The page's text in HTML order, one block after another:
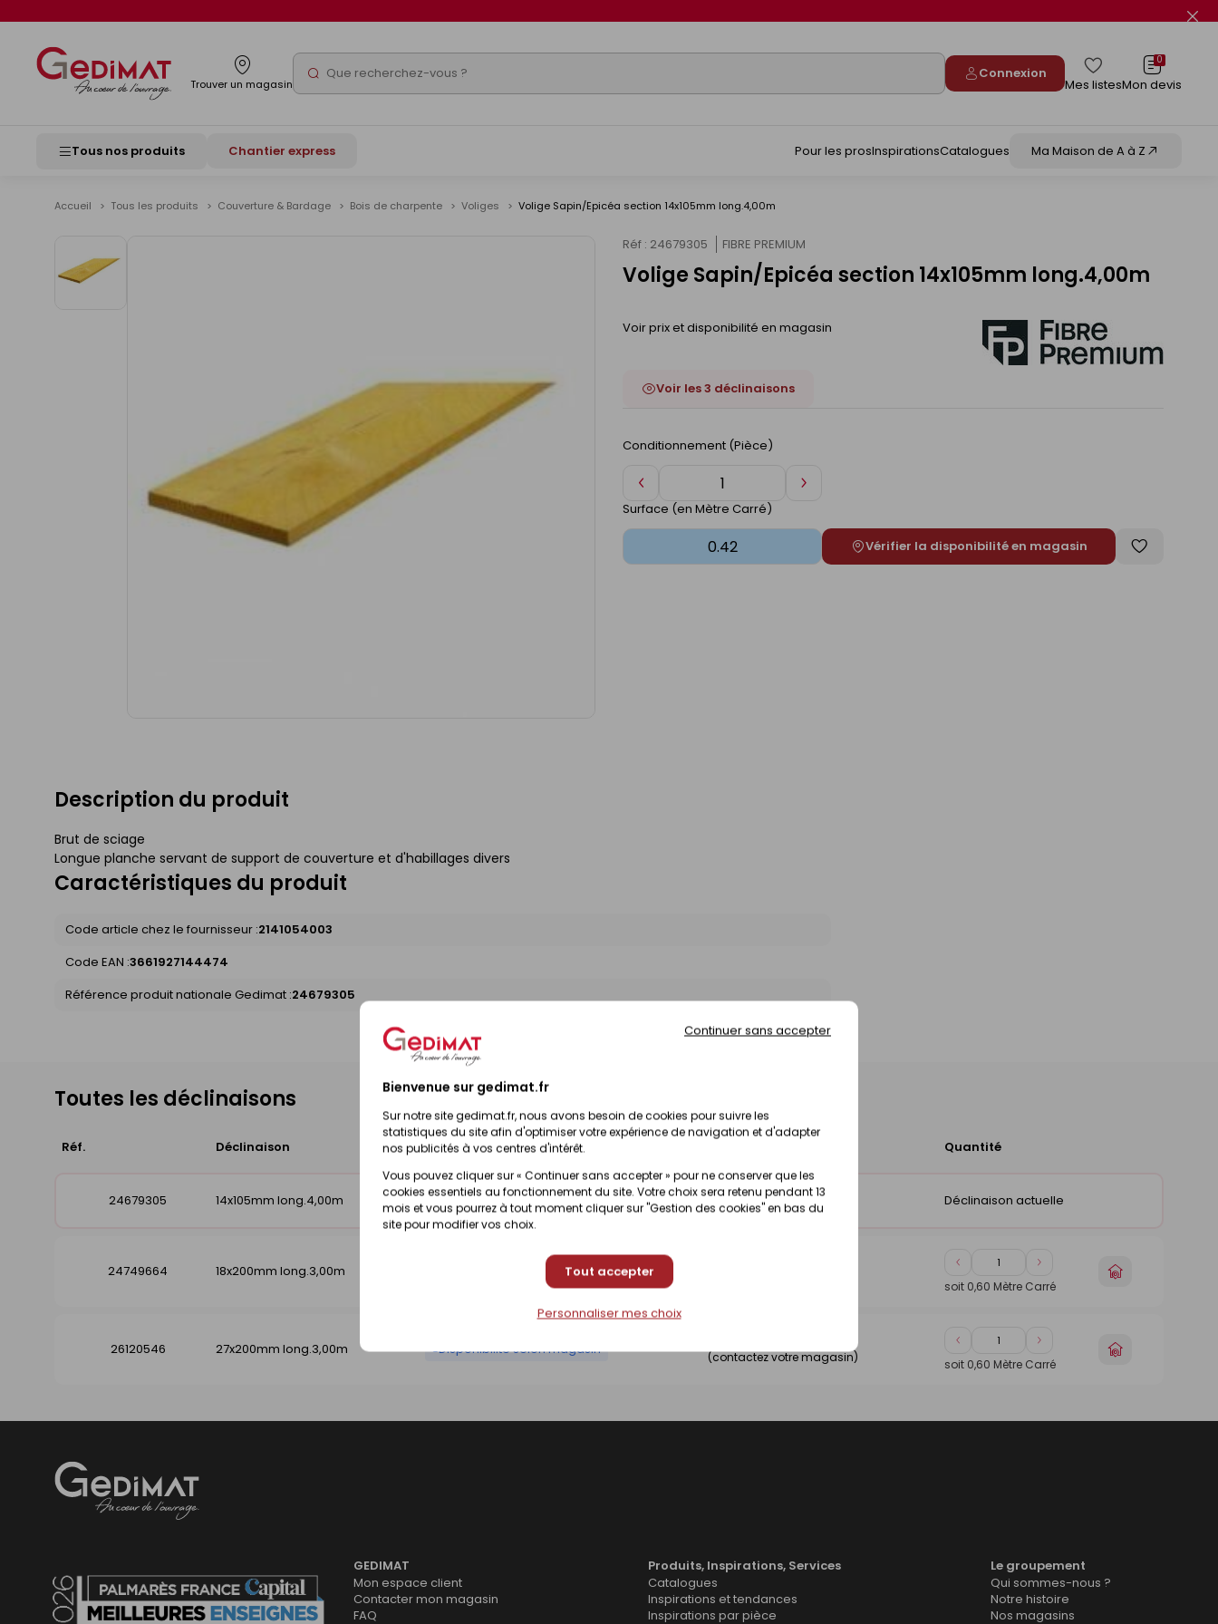
Bienvenue sur gedimat.fr
Sur notre site gedimat.fr, nous avons besoin de cookies pour suivre les
statistiques du site afin d'optimiser votre expérience de navigation et d'adapter
nos publicités à vos centres d'intérêt.
Vous pouvez cliquer sur « Continuer sans accepter » pour ne conserver que les
cookies essentiels au fonctionnement du site. Votre choix sera retenu pendant 13
mois et vous pourrez à tout moment cliquer sur "Gestion des cookies" en bas du
site pour modifier vos choix.
Tout accepter
Continuer sans accepter
Personnaliser mes choix
Trouver un magasin Rechercher Connexion
Mes listes
0
Mon devis
Tous nos produits Chantier express Pour les prosInspirationsCatalogues Ma Maison de A à Z
Accueil Tous les produits Couverture & Bardage Bois de charpente Voliges Volige Sapin/Epicéa section 14x105mm long.4,00m
Réf : 24679305 FIBRE PREMIUM
Volige Sapin/Epicéa section 14x105mm long.4,00m
Voir prix et disponibilité en magasin
Voir les 3 déclinaisons
Conditionnement (Pièce)
Diminuer
de
Augmenter
Surface (en Mètre Carré)
Vérifier la disponibilité en magasin
Enregistrer
Description du produit
Brut de sciage
Longue planche servant de support de couverture et d'habillages divers
Caractéristiques du produit
Code article chez le fournisseur :2141054003
Code EAN :3661927144474
Référence produit nationale Gedimat :24679305
Toutes les déclinaisons
Réf. Déclinaison Disponibilité Quantité
24679305 14x105mm long.4,00m Disponibilité selon magasin Prix en magasin
(contactez votre magasin) Déclinaison actuelle
24749664 18x200mm long.3,00m Disponibilité selon magasin
Diminuer
de
Augmenter
de
soit 0,60 Mètre Carré
Choisir
26120546 27x200mm long.3,00m Disponibilité selon magasin (contactez votre magasin)
Diminuer
de
Augmenter
de
soit 0,60 Mètre Carré
Choisir
GEDIMAT
Mon espace client
Contacter mon magasin
FAQ
Produits, Inspirations, Services
Catalogues
Inspirations et tendances
Inspirations par pièce
Le groupement
Qui sommes-nous ?
Notre histoire
Nos magasins